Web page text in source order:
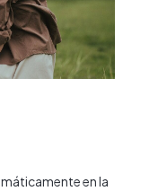
en la